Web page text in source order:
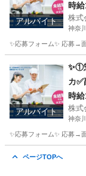
アルバイト
内ok
時
株
神奈
✨応募フォーム✨ 応募→
アルバイト
✨①
カ
内ok
時
株
神奈
✨応募フォーム✨ 応募→
ページTOPへ